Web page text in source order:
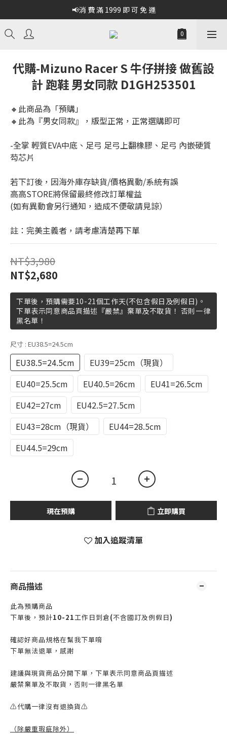
📢消 費 滿 1999 即 可 免 運
代購-Mizuno Racer S 牛仔拼接 做舊設
計 跑鞋 男女同款 D1GH253501
🔸此商品為「預購」
🔸此為『男女同款』，版型正常，正常選購即可
-全掌 輕質EVA中底、足弓 足弓上翻橡膠、足弓 內嵌硬質
芶芯片
若下訂後，因海外庫存缺貨/價格異動/系統有誤
高高STORE將保留最終修改訂單權益
(如有異動會另行通知，造成不便敬請見諒）
註：完美主義者，請考慮清楚再下單
NT$3,980
NT$2,680
下單後，預購需要10-21個工作天(不包含假日及例假日)。
下單表示同意商品頁描述『嚴禁』棄單及不取貨！ 否則一律
黑名單！
尺寸 : EU38.5=24.5cm
EU38.5=24.5cm
EU39=25cm（現貨）
EU40=25.5cm
EU40.5=26cm
EU41=26.5cm
EU42=27cm
EU42.5=27.5cm
EU43=28cm（現貨）
EU44=28.5cm
EU44.5=29cm
現在預購 立即購買
加入追蹤清單
商品描述
此為預購商品
下單後，預計10-21工作日到倉(不含國訂及例假日)
確認好商品規格在幫我下單唷
下單無法退單，感謝
建議與現貨商品分開下單， 下單表示同意商品頁描述
嚴禁棄單及不取貨，否則一律黑名單
⚠️代購一律沒有退換貨⚠️
（除嚴重瑕疵除外）